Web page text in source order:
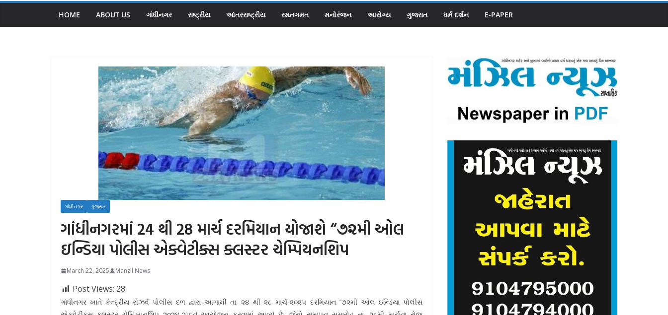
HOME ABOUT US ગાંધીનગર રાષ્ટ્રીય આંતરરાષ્ટ્રીય રમતગમત મનોરંજન આરોગ્ય ગુજરાત ધર્મ દર્શન E-PAPER
ગાંધીનગર ગુજરાત
ગાંધીનગરમાં 24 થી 28 માર્ચ દરમિયાન યોજાશે “૭૨મી ઓલ
ઇન્ડિયા પોલીસ એક્વેટીક્સ ક્લસ્ટર ચેમ્પિયનશિપ
March 22, 2025 Manzil News
Post Views: 28
ગાંધીનગર ખાતે કેન્દ્રીય રીઝર્વ પોલીસ દળ દ્વારા આગામી તા. ૨૪ થી ૨૮ માર્ચ-૨૦૨૫ દરમિયાન “૭૨મી ઓલ ઇન્ડિયા પોલીસ